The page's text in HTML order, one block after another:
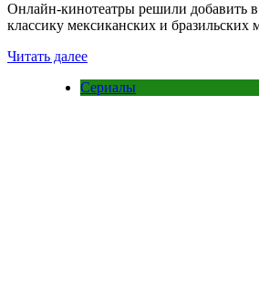
Онлайн-кинотеатры решили добавить в
классику мексиканских и бразильских
Читать далее
Сериалы